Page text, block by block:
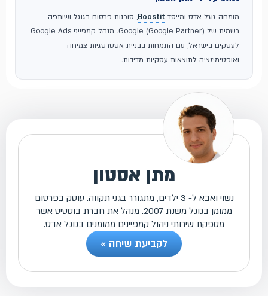
מומחה גוגל אדס ומייסד Boostit, סוכנות פרסום בגוגל ושותפה
רשמית של Google (Google Partner). מנהל קמפייני Google Ads
לעסקים בישראל, עם התמחות בבניית אסטרטגיות צמיחה
ואופטימיזציה לתוצאות עסקיות מדידות.
מתן אסטון
נשוי ואבא ל- 3 ילדים, מתגורר בגני תקווה. עוסק בפרסום
ממומן בגוגל משנת 2007. מנהל את חברת בוסטיט אשר
מספקת שירותי ניהול קמפיינים ממומנים בגוגל אדס.
לקביעת שיחה »